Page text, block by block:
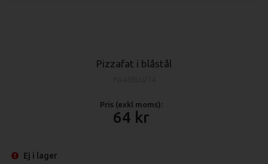
Pizzafat i blåstål
Pris (exkl moms):
64
Ej i lager